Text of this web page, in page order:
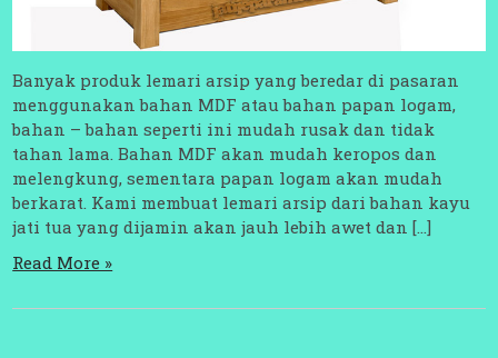
Banyak produk lemari arsip yang beredar di pasaran
menggunakan bahan MDF atau bahan papan logam,
bahan – bahan seperti ini mudah rusak dan tidak
tahan lama. Bahan MDF akan mudah keropos dan
melengkung, sementara papan logam akan mudah
berkarat. Kami membuat lemari arsip dari bahan kayu
jati tua yang dijamin akan jauh lebih awet dan […]
Read More »